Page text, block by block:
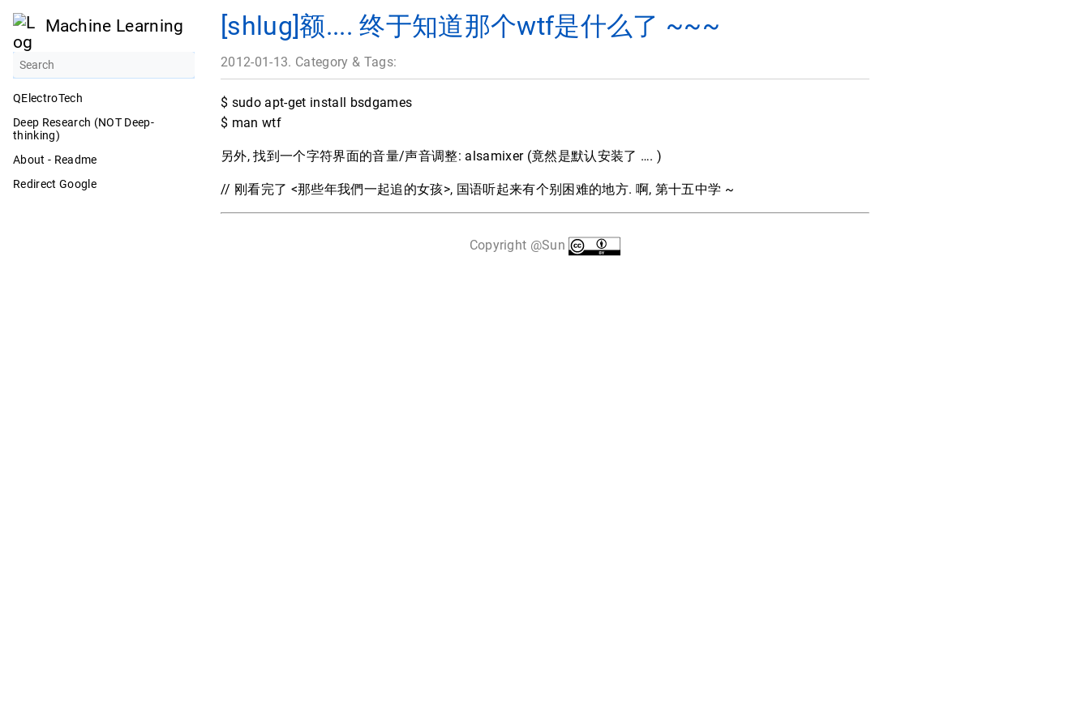
Machine Learning
QElectroTech
Deep Research (NOT Deep-
thinking)
About - Readme
Redirect Google
[shlug]额.... 终于知道那个wtf是什么了 ~~~
2012-01-13. Category & Tags:
$ sudo apt-get install bsdgames
$ man wtf
另外, 找到一个字符界面的音量/声音调整: alsamixer (竟然是默认安装了 …. )
// 刚看完了 <那些年我們一起追的女孩>, 国语听起来有个别困难的地方. 啊, 第十五中学 ~
Copyright @Sun